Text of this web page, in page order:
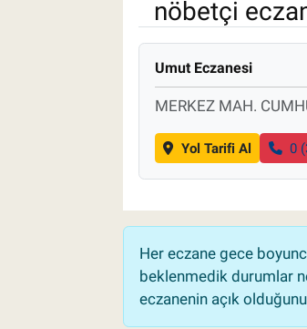
nöbetçi
Umut Eczanesi
MERKEZ MAH.
Yol Tarifi Al 0
Her eczane gece
beklenmedik durumlar
eczanenin açık
Yetiştirici Soruyor
Üretici Birlikleri
Şeker ve Şekerli Mamüller